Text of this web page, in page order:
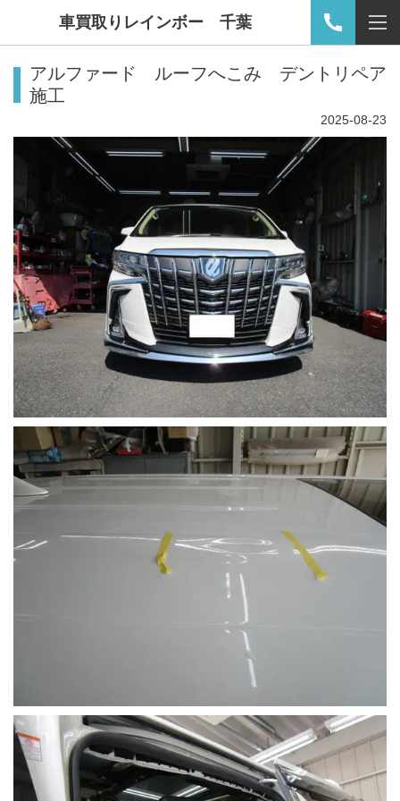
車買取りレインボー 千葉
アルファード ルーフへこみ デントリペア
施工
2025-08-23